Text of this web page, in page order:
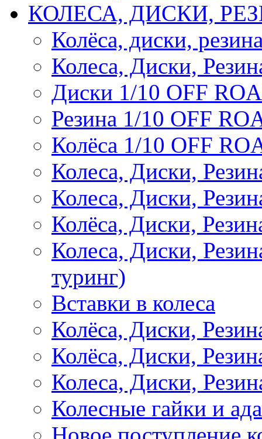
КОЛЕСА, ДИСКИ,
Колёса, диски,
Колеса, Диски,
Диски 1/10 OFF
Резина 1/10 OFF
Колёса 1/10 OFF
Колеса, Диски,
Колеса, Диски,
Колёса, Диски,
Колеса, Диски,
туринг)
Вставки в колеса
Колёса, Диски,
Колёса, Диски,
Колеса, Диски,
Колесные гайки и